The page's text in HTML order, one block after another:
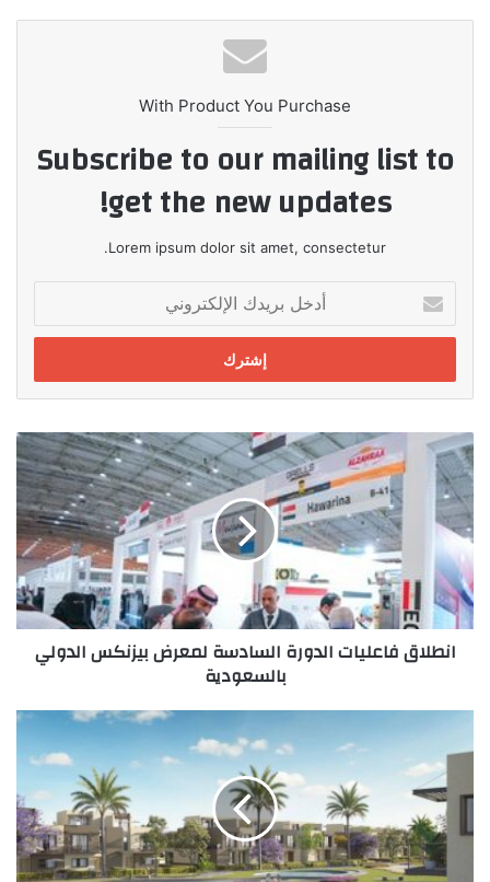
With Product You Purchase
Subscribe to our mailing list to
get the new updates!
Lorem ipsum dolor sit amet, consectetur.
بريدك
الإلكتروني
انطلاق
فاعليات
الدورة
السادسة
لمعرض
بيزنكس
الدولي
بالسعودية
انطلاق فاعليات الدورة السادسة لمعرض بيزنكس الدولي
بالسعودية
العقارية
للتطوير
تطلق
آخر
مراحل